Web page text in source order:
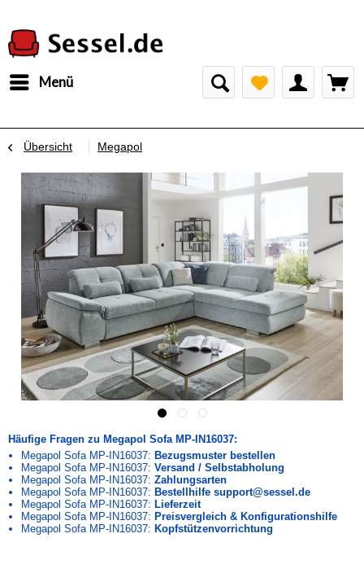
Menü
Übersicht Megapol
Häufige Fragen zu Megapol Sofa MP-IN16037:
Megapol Sofa MP-IN16037: Bezugsmuster bestellen
Megapol Sofa MP-IN16037: Versand / Selbstabholung
Megapol Sofa MP-IN16037: Zahlungsarten
Megapol Sofa MP-IN16037: Bestellhilfe support@sessel.de
Megapol Sofa MP-IN16037: Lieferzeit
Megapol Sofa MP-IN16037: Preisvergleich & Konfigurationshilfe
Megapol Sofa MP-IN16037: Kopfstützenvorrichtung